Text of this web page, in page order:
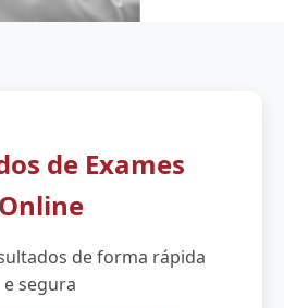
de Exames
Online
de forma rápida
e segura